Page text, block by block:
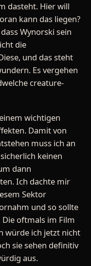
dasteht. Hier will
kann das liegen?
Wynorski sein
die
und das steht
Es vergehen
creature-
wichtigen
Damit von
muss ich an
keinen
dann
Ich dachte mir
Sektor
und so sollte
Die oftmals im Film
würde ich jetzt nicht
sie sehen definitiv
aus.